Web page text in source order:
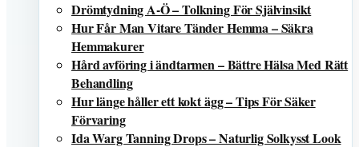
Drömtydning A-Ö – Tolkning För Självinsikt
Hur Får Man Vitare Tänder Hemma – Säkra
Hemmakurer
Hård avföring i ändtarmen – Bättre Hälsa Med Rätt
Behandling
Hur länge håller ett kokt ägg – Tips För Säker
Förvaring
Ida Warg Tanning Drops – Naturlig Solkysst Look